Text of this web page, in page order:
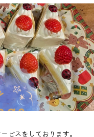
ビスをしております。